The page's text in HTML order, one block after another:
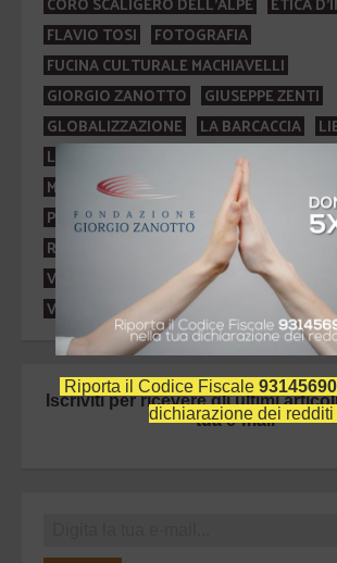
FLAVIO TOSI
FOTOGRAFIA
FUCINA CULTURALE MACHIAVELLI
GIORGIO ZANOTTO
GIUSEPPE ZENTI
GLOBALIZZAZIONE
LA BARCACCIA
LUIGI MAZZELLA
MARIA CALLAS
MEDICINA
PITTURA
PREMIO FRANCESCO GEMINIANI
ROBERTO PULIERO
SPORT
VERONA MOUNTAIN FILM FESTIVAL
VITTORINO ANDREOLI
Iscriviti per ricevere gli ultimi
tua e-mail
Riporta il Codice Fiscale
dichiarazione dei redditi